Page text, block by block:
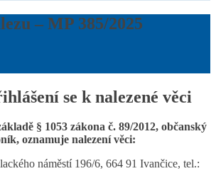
– MP 385/2025
se k nalezené věci
§ 1053 zákona č. 89/2012, občanský
oznamuje nalezení věci:
náměstí 196/6, 664 91 Ivančice, tel.: